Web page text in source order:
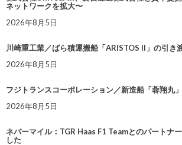
ネットワークを拡大〜
2026年8月5日
川崎重工業／ばら積運搬船「ARISTOS II」の引き
2026年8月5日
フジトランスコーポレーション／新造船「蓉翔丸
2026年8月5日
ネバーマイル：TGR Haas F1 Teamとのパートナ
した